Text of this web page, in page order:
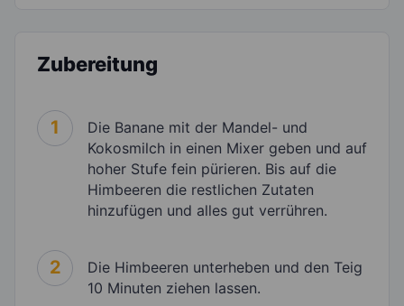
Zubereitung
1
Die Banane mit der Mandel- und
Kokosmilch in einen Mixer geben und auf
hoher Stufe fein pürieren. Bis auf die
Himbeeren die restlichen Zutaten
hinzufügen und alles gut verrühren.
2
Die Himbeeren unterheben und den Teig
10 Minuten ziehen lassen.